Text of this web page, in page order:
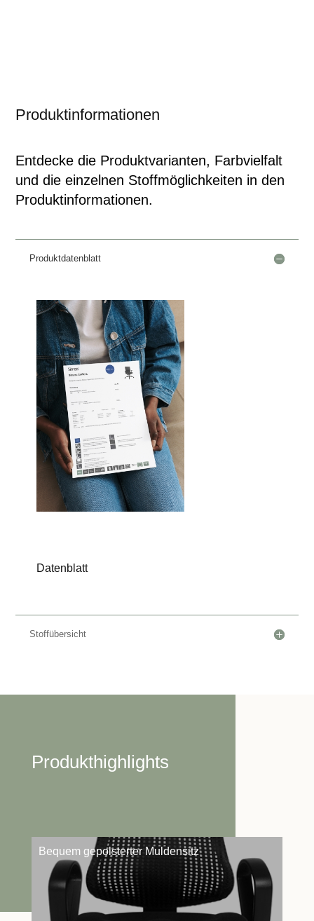
Produktinformationen
Entdecke die Produktvarianten, Farbvielfalt
und die einzelnen Stoffmöglichkeiten in den
Produktinformationen.
Produktdatenblatt
Datenblatt
Stoffübersicht
Produkthighlights
Bequem gepolsterter Muldensitz